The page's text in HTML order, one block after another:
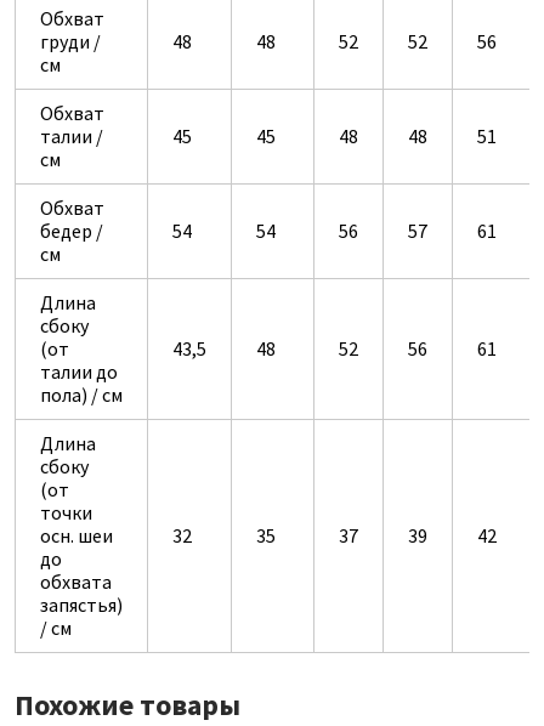
Обхват
груди /
см
48 48 52 52 56
Обхват
талии /
см
45 45 48 48 51
Обхват
бедер /
см
54 54 56 57 61
Длина
сбоку
(от
талии до
пола) / см
43,5 48 52 56 61
Длина
сбоку
(от
точки
осн. шеи
до
обхвата
запястья)
/ см
32 35 37 39 42
Похожие товары